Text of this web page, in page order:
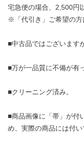
宅急便の場合、2,500円
※「代引き」ご希望の方
■中古品ではございます
■万が一品質に不備が有
■クリーニング済み。
■商品画像に「帯」が付
め、実際の商品には付い